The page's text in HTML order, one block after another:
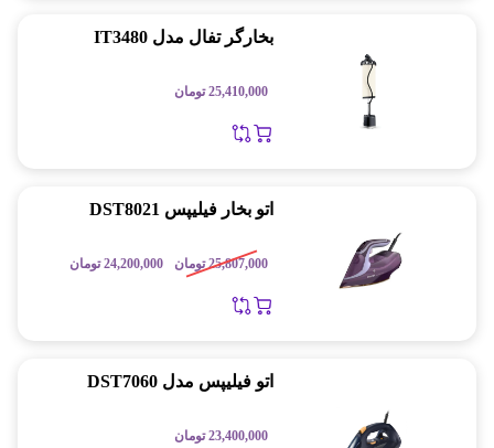
بخارگر تفال مدل IT3480
25,410,000 تومان
اتو بخار فیلیپس DST8021
25,807,000 تومان 24,200,000 تومان
اتو فیلیپس مدل DST7060
23,400,000 تومان